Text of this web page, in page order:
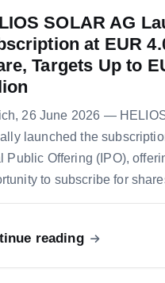
SOLAR AG
at EUR
Targets Up to
26 June 2026 —
launched the
Public Offering (IPO),
to subscribe for
reading